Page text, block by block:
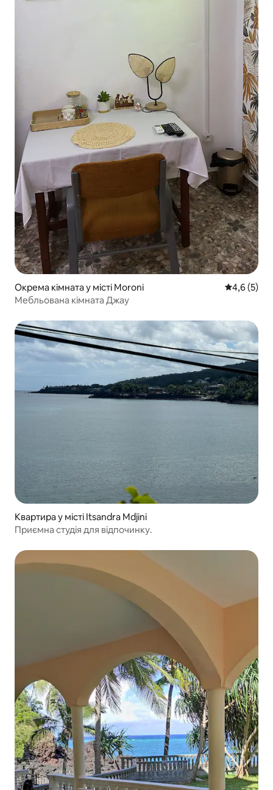
Окрема кімната у місті Moroni Середня
4,6 (5)
Мебльована кімната Джау
Квартира у місті Itsandra Mdjini
Приємна студія для відпочинку.